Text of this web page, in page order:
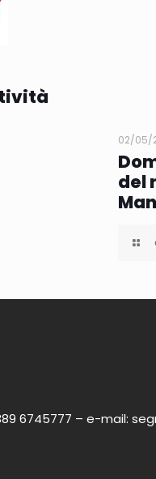
02/05/
del
6745777 – e-mail: